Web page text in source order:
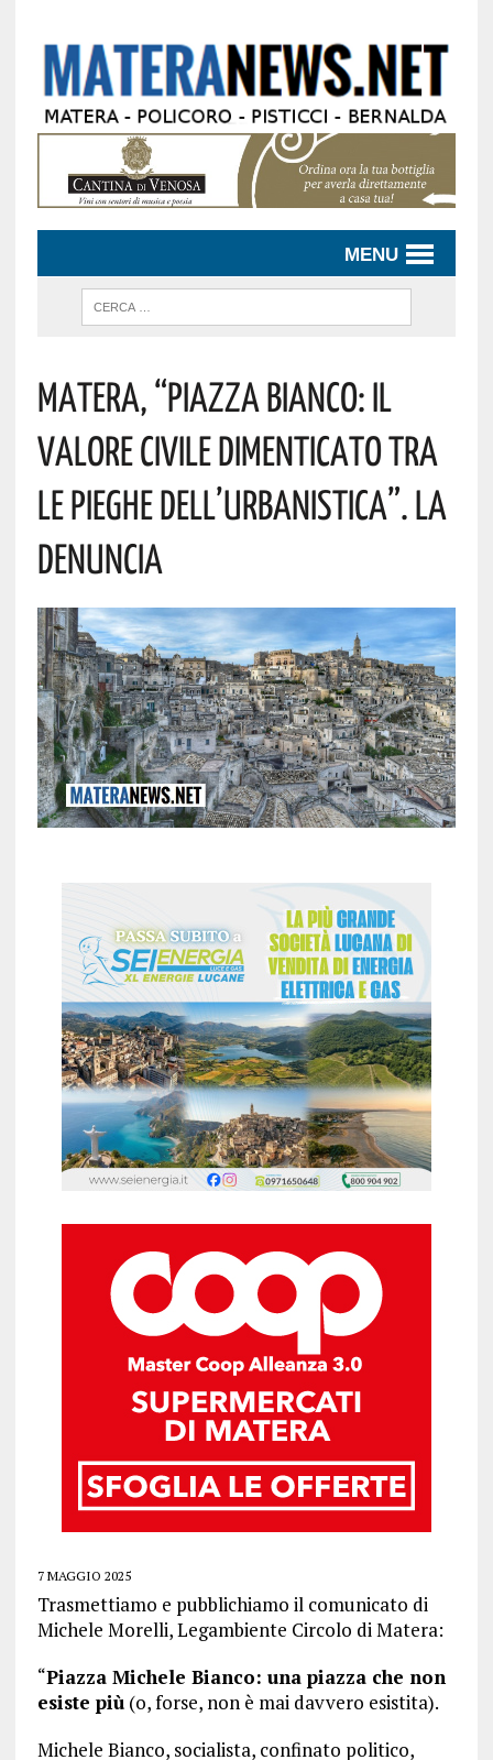
MENU
Matera, “Piazza Bianco: Il
Valore Civile Dimenticato Tra
Le Pieghe Dell’urbanistica”. La
Denuncia
7 MAGGIO 2025
Trasmettiamo e pubblichiamo il comunicato di
Michele Morelli, Legambiente Circolo di Matera:
“Piazza Michele Bianco: una piazza che non
esiste più(o, forse, non è mai davvero esistita).
Michele Bianco, socialista, confinato politico,